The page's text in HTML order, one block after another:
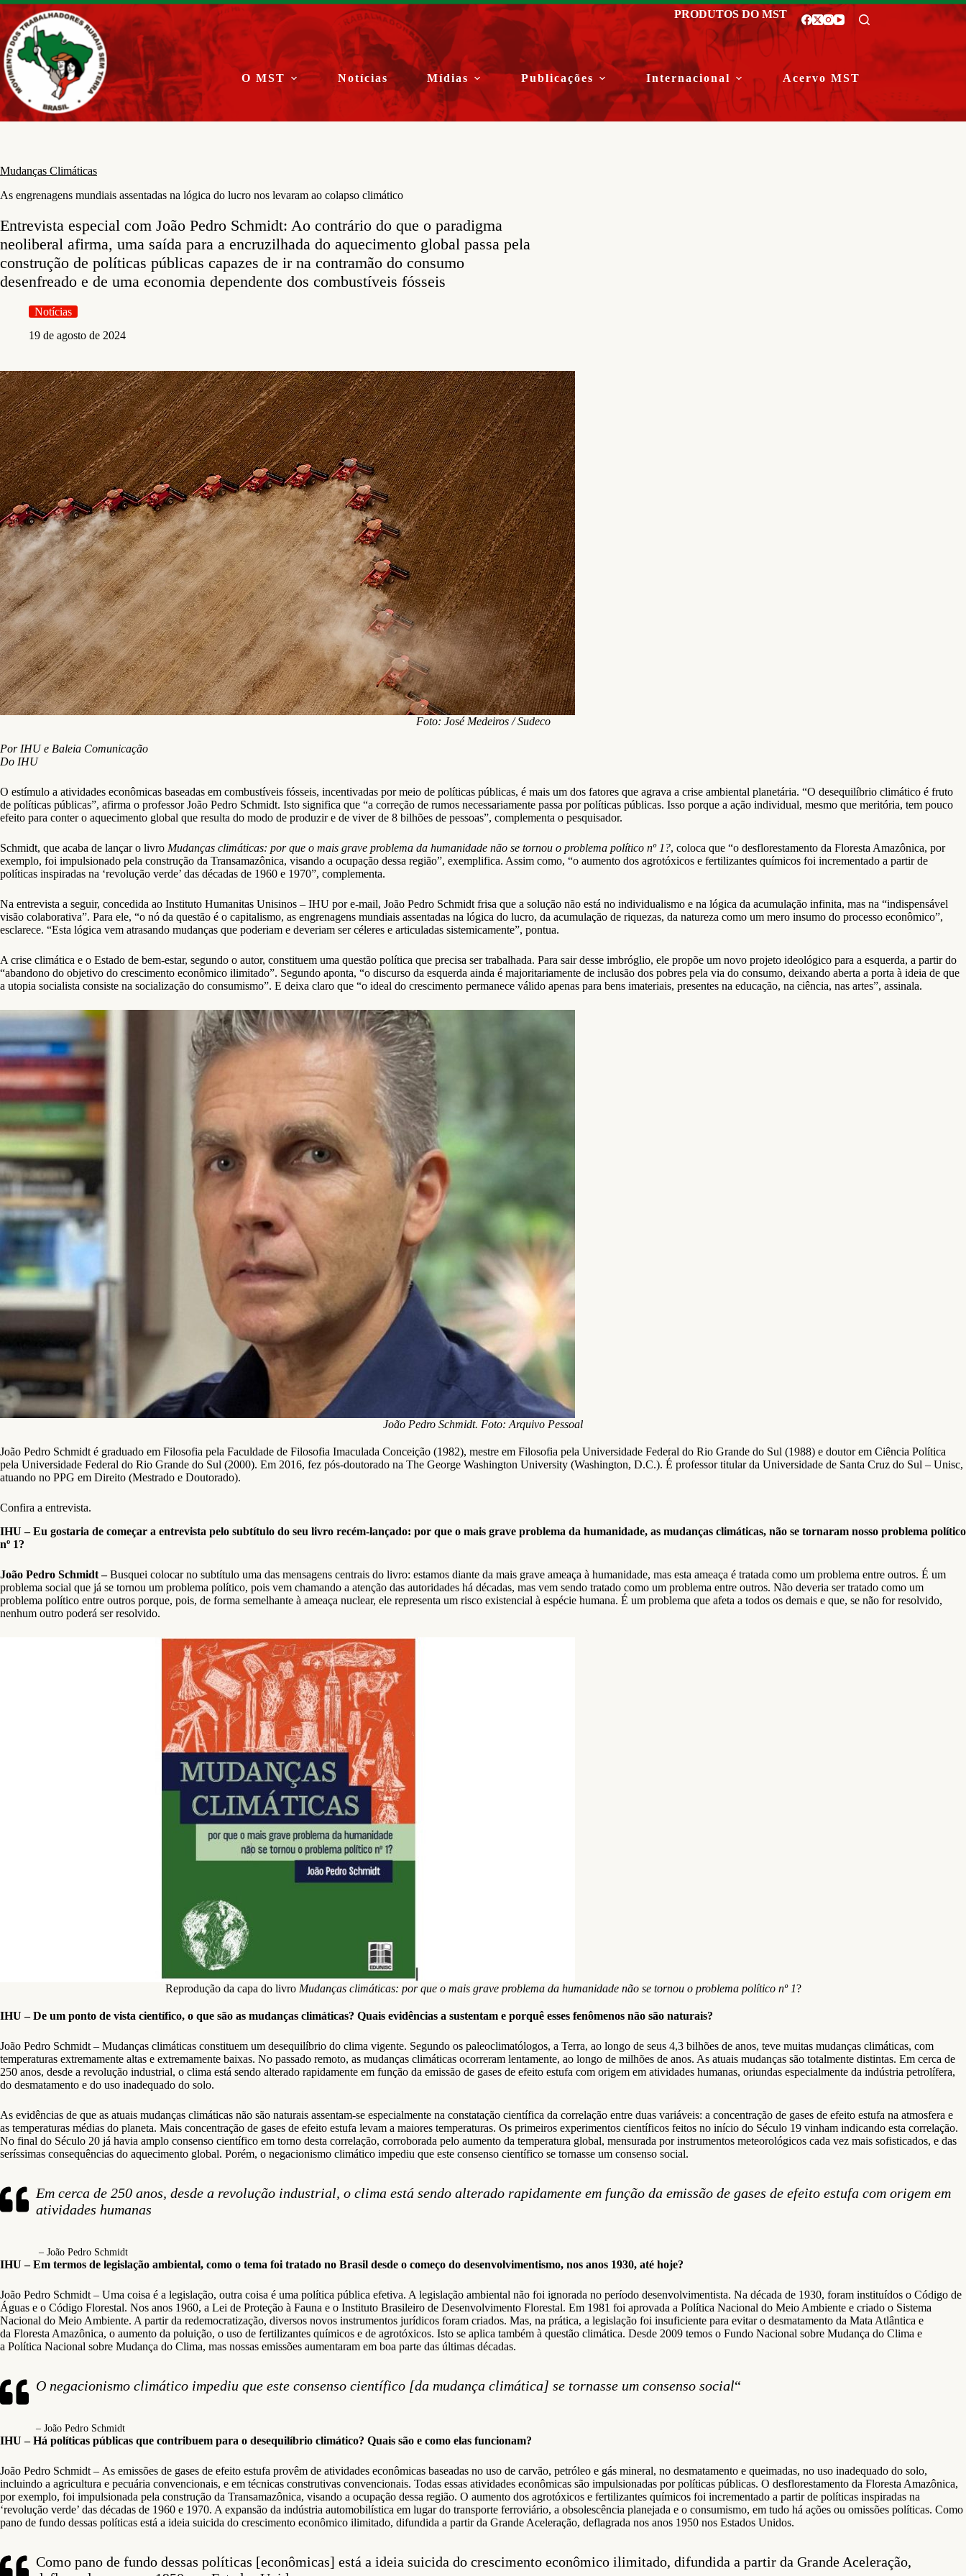
Pular
para
o
conteúdo
PRODUTOS DO MST
O MST Notícias Mídias Publicações Internacional Acervo MST
Mudanças Climáticas
As engrenagens mundiais assentadas na lógica do lucro nos levaram ao colapso climático
Entrevista especial com João Pedro Schmidt: Ao contrário do que o paradigma
neoliberal afirma, uma saída para a encruzilhada do aquecimento global passa pela
construção de políticas públicas capazes de ir na contramão do consumo
desenfreado e de uma economia dependente dos combustíveis fósseis
Notícias
19 de agosto de 2024
Foto: José Medeiros / Sudeco
Por IHU e Baleia Comunicação
Do IHU
O estímulo a atividades econômicas baseadas em combustíveis fósseis, incentivadas por meio de políticas públicas, é mais um dos fatores que agrava a crise ambiental planetária. “O desequilíbrio climático é fruto
de políticas públicas”, afirma o professor João Pedro Schmidt. Isto significa que “a correção de rumos necessariamente passa por políticas públicas. Isso porque a ação individual, mesmo que meritória, tem pouco
efeito para conter o aquecimento global que resulta do modo de produzir e de viver de 8 bilhões de pessoas”, complementa o pesquisador.
Schmidt, que acaba de lançar o livro Mudanças climáticas: por que o mais grave problema da humanidade não se tornou o problema político nº 1?, coloca que “o desflorestamento da Floresta Amazônica, por
exemplo, foi impulsionado pela construção da Transamazônica, visando a ocupação dessa região”, exemplifica. Assim como, “o aumento dos agrotóxicos e fertilizantes químicos foi incrementado a partir de
políticas inspiradas na ‘revolução verde’ das décadas de 1960 e 1970”, complementa.
Na entrevista a seguir, concedida ao Instituto Humanitas Unisinos – IHU por e-mail, João Pedro Schmidt frisa que a solução não está no individualismo e na lógica da acumulação infinita, mas na “indispensável
visão colaborativa”. Para ele, “o nó da questão é o capitalismo, as engrenagens mundiais assentadas na lógica do lucro, da acumulação de riquezas, da natureza como um mero insumo do processo econômico”,
esclarece. “Esta lógica vem atrasando mudanças que poderiam e deveriam ser céleres e articuladas sistemicamente”, pontua.
A crise climática e o Estado de bem-estar, segundo o autor, constituem uma questão política que precisa ser trabalhada. Para sair desse imbróglio, ele propõe um novo projeto ideológico para a esquerda, a partir do
“abandono do objetivo do crescimento econômico ilimitado”. Segundo aponta, “o discurso da esquerda ainda é majoritariamente de inclusão dos pobres pela via do consumo, deixando aberta a porta à ideia de que
a utopia socialista consiste na socialização do consumismo”. E deixa claro que “o ideal do crescimento permanece válido apenas para bens imateriais, presentes na educação, na ciência, nas artes”, assinala.
João Pedro Schmidt. Foto: Arquivo Pessoal
João Pedro Schmidt é graduado em Filosofia pela Faculdade de Filosofia Imaculada Conceição (1982), mestre em Filosofia pela Universidade Federal do Rio Grande do Sul (1988) e doutor em Ciência Política
pela Universidade Federal do Rio Grande do Sul (2000). Em 2016, fez pós-doutorado na The George Washington University (Washington, D.C.). É professor titular da Universidade de Santa Cruz do Sul – Unisc,
atuando no PPG em Direito (Mestrado e Doutorado).
Confira a entrevista.
IHU – Eu gostaria de começar a entrevista pelo subtítulo do seu livro recém-lançado: por que o mais grave problema da humanidade, as mudanças climáticas, não se tornaram nosso problema político
nº 1?
João Pedro Schmidt –Busquei colocar no subtítulo uma das mensagens centrais do livro: estamos diante da mais grave ameaça à humanidade, mas esta ameaça é tratada como um problema entre outros. É um
problema social que já se tornou um problema político, pois vem chamando a atenção das autoridades há décadas, mas vem sendo tratado como um problema entre outros. Não deveria ser tratado como um
problema político entre outros porque, pois, de forma semelhante à ameaça nuclear, ele representa um risco existencial à espécie humana. É um problema que afeta a todos os demais e que, se não for resolvido,
nenhum outro poderá ser resolvido.
Reprodução da capa do livro Mudanças climáticas: por que o mais grave problema da humanidade não se tornou o problema político nº 1?
IHU – De um ponto de vista científico, o que são as mudanças climáticas? Quais evidências a sustentam e porquê esses fenômenos não são naturais?
João Pedro Schmidt – Mudanças climáticas constituem um desequilíbrio do clima vigente. Segundo os paleoclimatólogos, a Terra, ao longo de seus 4,3 bilhões de anos, teve muitas mudanças climáticas, com
temperaturas extremamente altas e extremamente baixas. No passado remoto, as mudanças climáticas ocorreram lentamente, ao longo de milhões de anos. As atuais mudanças são totalmente distintas. Em cerca de
250 anos, desde a revolução industrial, o clima está sendo alterado rapidamente em função da emissão de gases de efeito estufa com origem em atividades humanas, oriundas especialmente da indústria petrolífera,
do desmatamento e do uso inadequado do solo.
As evidências de que as atuais mudanças climáticas não são naturais assentam-se especialmente na constatação científica da correlação entre duas variáveis: a concentração de gases de efeito estufa na atmosfera e
as temperaturas médias do planeta. Mais concentração de gases de efeito estufa levam a maiores temperaturas. Os primeiros experimentos científicos feitos no início do Século 19 vinham indicando esta correlação.
No final do Século 20 já havia amplo consenso científico em torno desta correlação, corroborada pelo aumento da temperatura global, mensurada por instrumentos meteorológicos cada vez mais sofisticados, e das
seríssimas consequências do aquecimento global. Porém, o negacionismo climático impediu que este consenso científico se tornasse um consenso social.
Em cerca de 250 anos, desde a revolução industrial, o clima está sendo alterado rapidamente em função da emissão de gases de efeito estufa com origem em
atividades humanas
– João Pedro Schmidt
IHU – Em termos de legislação ambiental, como o tema foi tratado no Brasil desde o começo do desenvolvimentismo, nos anos 1930, até hoje?
João Pedro Schmidt – Uma coisa é a legislação, outra coisa é uma política pública efetiva. A legislação ambiental não foi ignorada no período desenvolvimentista. Na década de 1930, foram instituídos o Código de
Águas e o Código Florestal. Nos anos 1960, a Lei de Proteção à Fauna e o Instituto Brasileiro de Desenvolvimento Florestal. Em 1981 foi aprovada a Política Nacional do Meio Ambiente e criado o Sistema
Nacional do Meio Ambiente. A partir da redemocratização, diversos novos instrumentos jurídicos foram criados. Mas, na prática, a legislação foi insuficiente para evitar o desmatamento da Mata Atlântica e
da Floresta Amazônica, o aumento da poluição, o uso de fertilizantes químicos e de agrotóxicos. Isto se aplica também à questão climática. Desde 2009 temos o Fundo Nacional sobre Mudança do Clima e
a Política Nacional sobre Mudança do Clima, mas nossas emissões aumentaram em boa parte das últimas décadas.
O negacionismo climático impediu que este consenso científico [da mudança climática] se tornasse um consenso social“
– João Pedro Schmidt
IHU – Há políticas públicas que contribuem para o desequilíbrio climático? Quais são e como elas funcionam?
João Pedro Schmidt – As emissões de gases de efeito estufa provêm de atividades econômicas baseadas no uso de carvão, petróleo e gás mineral, no desmatamento e queimadas, no uso inadequado do solo,
incluindo a agricultura e pecuária convencionais, e em técnicas construtivas convencionais. Todas essas atividades econômicas são impulsionadas por políticas públicas. O desflorestamento da Floresta Amazônica,
por exemplo, foi impulsionada pela construção da Transamazônica, visando a ocupação dessa região. O aumento dos agrotóxicos e fertilizantes químicos foi incrementado a partir de políticas inspiradas na
‘revolução verde’ das décadas de 1960 e 1970. A expansão da indústria automobilística em lugar do transporte ferroviário, a obsolescência planejada e o consumismo, em tudo há ações ou omissões políticas. Como
pano de fundo dessas políticas está a ideia suicida do crescimento econômico ilimitado, difundida a partir da Grande Aceleração, deflagrada nos anos 1950 nos Estados Unidos.
Como pano de fundo dessas políticas [econômicas] está a ideia suicida do crescimento econômico ilimitado, difundida a partir da Grande Aceleração,